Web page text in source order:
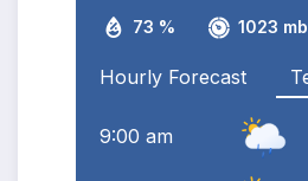
73 % 1023 mb
Hourly Forecast
9:00 am